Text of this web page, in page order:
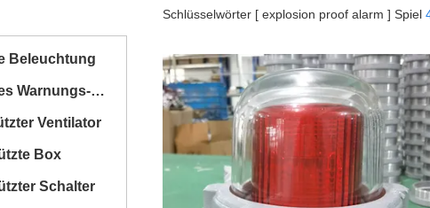
Beleuchtung
Explosionssicheres Warnungs-Licht
Ventilator
Box
Schalter
Schlüsselwörter [ explosion proof alarm ] Spiel